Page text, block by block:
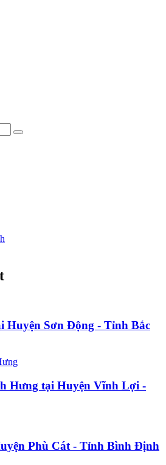
Huyện Sơn Động - Tỉnh Bắc
Hưng tại Huyện Vĩnh Lợi -
Phù Cát - Tỉnh Bình Định